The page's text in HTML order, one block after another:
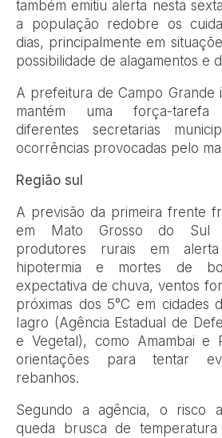
também emitiu alerta nesta
a população redobre os
dias, principalmente em
possibilidade de alagamentos e
A prefeitura de Campo Grande
mantém uma força-tarefa
diferentes secretarias
ocorrências provocadas pelo
Região sul
A previsão da primeira frente
em Mato Grosso do Sul
produtores rurais em
hipotermia e mortes de
expectativa de chuva, ventos
próximas dos 5°C em cidades
Iagro (Agência Estadual de
e Vegetal), como Amambai e
orientações para tentar
rebanhos.
Segundo a agência, o risco
queda brusca de